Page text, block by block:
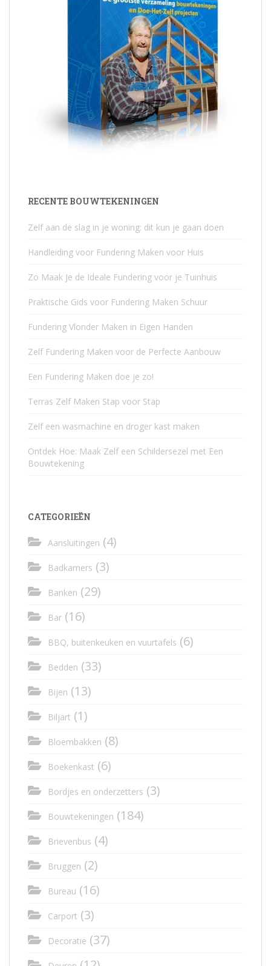
RECENTE BOUWTEKENINGEN
Zelf aan de slag in je woning: dit kun je gaan doen
Handleiding voor Fundering Maken voor Huis
Zo Maak Je de Ideale Fundering voor je Tuinhuis
Praktische Gids voor Fundering Maken Schuur
Fundering Vlonder Maken in Eigen Handen
Zelf Fundering Maken voor de Perfecte Aanbouw
Een Fundering Maken doe je zo!
Terras Zelf Maken Stap voor Stap
Zelf een wasmachine en droger kast maken
Ontdek Hoe: Maak Zelf een Schildersezel met Een
Bouwtekening
CATEGORIEËN
Aansluitingen (4)
Badkamers (3)
Banken (29)
Bar (16)
BBQ, buitenkeuken en vuurtafels (6)
Bedden (33)
Bijen (13)
Biljart (1)
Bloembakken (8)
Boekenkast (6)
Bordjes en onderzetters (3)
Bouwtekeningen (184)
Brievenbus (4)
Bruggen (2)
Bureau (16)
Carport (3)
Decoratie (37)